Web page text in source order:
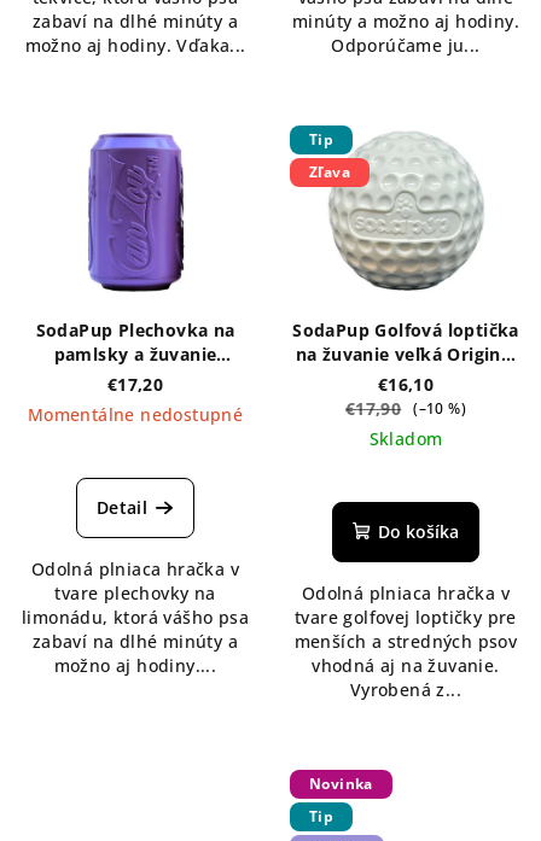
zabaví na dlhé minúty a
možno aj hodiny. Vďaka...
minúty a možno aj hodiny.
Odporúčame ju...
SodaPup Plechovka na
pamlsky a žuvanie
Original – fialová L
€17,20
Momentálne nedostupné
hodnotenie
produktu
z
5
hviezdičiek.
Detail
Odolná plniaca hračka v
tvare plechovky na
limonádu, ktorá vášho psa
zabaví na dlhé minúty a
možno aj hodiny....
Tip
Zľava
SodaPup Golfová loptička
na žuvanie veľká Original
– biela
€16,10
€17,90 (–10 %)
Skladom
Do košíka
Odolná plniaca hračka v
tvare golfovej loptičky pre
menších a stredných psov
vhodná aj na žuvanie.
Vyrobená z...
Novinka
Tip